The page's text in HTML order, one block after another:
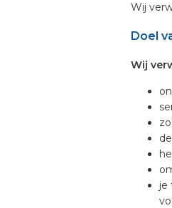
Wij
Doel
Wij
je